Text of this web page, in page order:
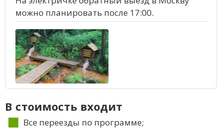
можно планировать после 17:00.
В стоимость входит
Все переезды по программе;